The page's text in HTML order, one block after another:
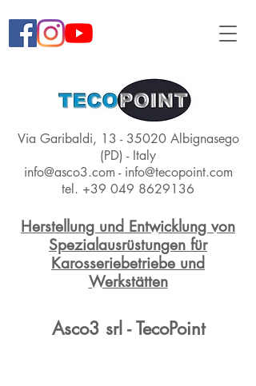
Via Garibaldi, 13 - 35020Albignasego
(PD) - Italy
info@asco3.com - info@tecopoint.com
tel. +39 049 8629136
Herstellung und Entwicklung von
Spezialausrüstungen für
Karosseriebetriebe und
Werkstätten
Asco3 srl - TecoPoint